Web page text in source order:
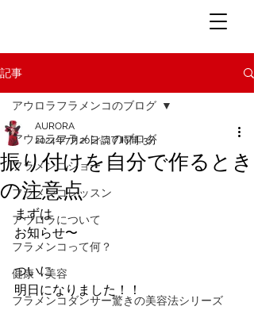
記事
アウロラフラメンコのブログ
フラメンコショー
フラメンコレッスン
アウロラについて
フラメンコって何？
健康・美容
フラメンコダンサー驚きの美容法シリーズ
アウロラフラメンコのブログ
振り付けを自分で作るとき
の注意点
AURORA
2024年7月20日読了時間: 3分
まずは
お知らせ〜
ついに
明日になりました！！